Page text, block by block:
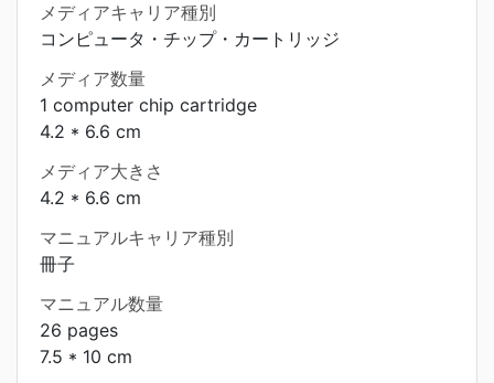
メディアキャリア種別
コンピュータ・チップ・カートリッジ
メディア数量
1 computer chip cartridge
4.2 * 6.6 cm
メディア大きさ
4.2 * 6.6 cm
マニュアルキャリア種別
冊子
マニュアル数量
26 pages
7.5 * 10 cm